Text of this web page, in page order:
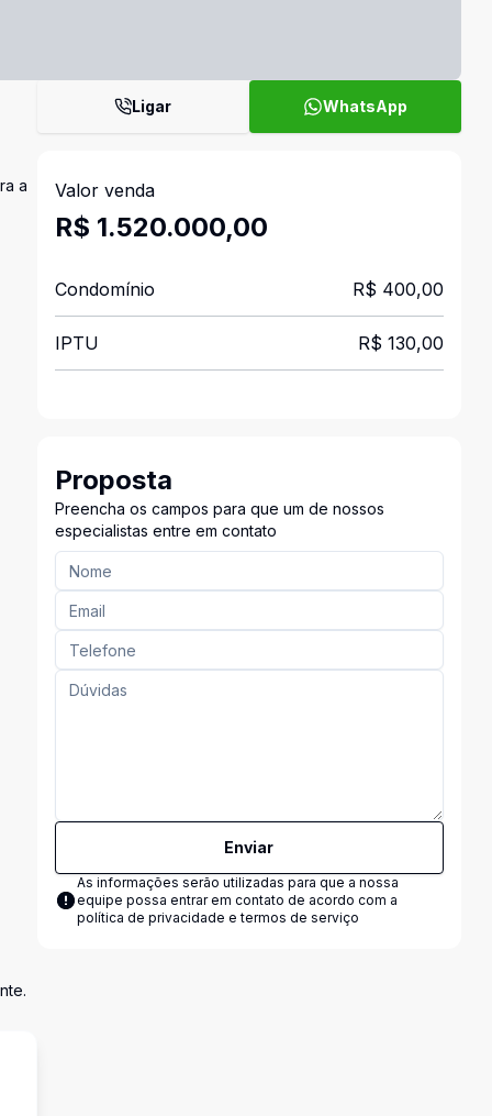
a
Ligar WhatsApp
Valor venda
R$ 1.520.000,00
Condomínio R$ 400,00
IPTU R$ 130,00
Proposta
Preencha os campos para que um de nossos
especialistas entre em contato
Enviar
As informações serão utilizadas para que a nossa
equipe possa entrar em contato de acordo com a
política de privacidade e termos de serviço